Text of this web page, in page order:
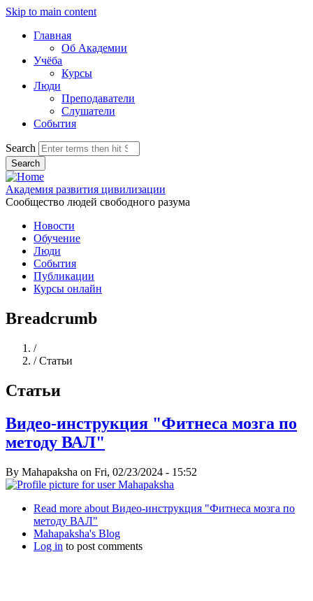
Skip to main content
Главная
Об Академии
Учёба
Курсы
Люди
Преподаватели
Слушатели
События
Search
Академия развития цивилизации
Сообщество людей свободного разума
Новости
Обучение
Люди
События
Публикации
Курсы онлайн
Breadcrumb
/Home
/ Статьи
Статьи
Видео-инструкция "Фитнеса мозга по
методу ВАЛ"
By Mahapaksha on Fri, 02/23/2024 - 15:52
Read more about Видео-инструкция "Фитнеса мозга по
методу ВАЛ"
Mahapaksha's Blog
Log in to post comments